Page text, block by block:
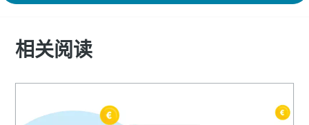
相关阅读